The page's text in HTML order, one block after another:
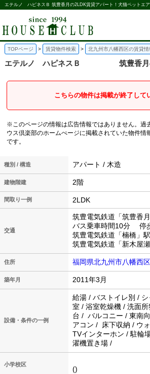
TOPページ 賃貸物件検索 北九州市八幡西区の賃貸情
エテルノ ハピネスＢ 筑豊香
こちらの物件は掲載が終了して
※このページの情報は広告情報ではありません。過
ウス倶楽部のホームぺージに掲載されていた物件情
です。
種別 / 構造 アパート / 木造
建物階建 2階
間取り一例 2LDK
交通
筑豊電気鉄道「筑豊香
バス乗車時間10分 停
筑豊電気鉄道「楠橋」
筑豊電気鉄道「新木屋
住所 福岡県北九州市八幡西
築年月 2011年3月
設備・条件の一例
給湯 / バストイレ別 /
室 / 浴室乾燥機 / 洗面
台 / バルコニー / 東南
アコン / 床下収納 / ウ
TVインターホン / 駐輪
濯機置き場 /
小学校区
()